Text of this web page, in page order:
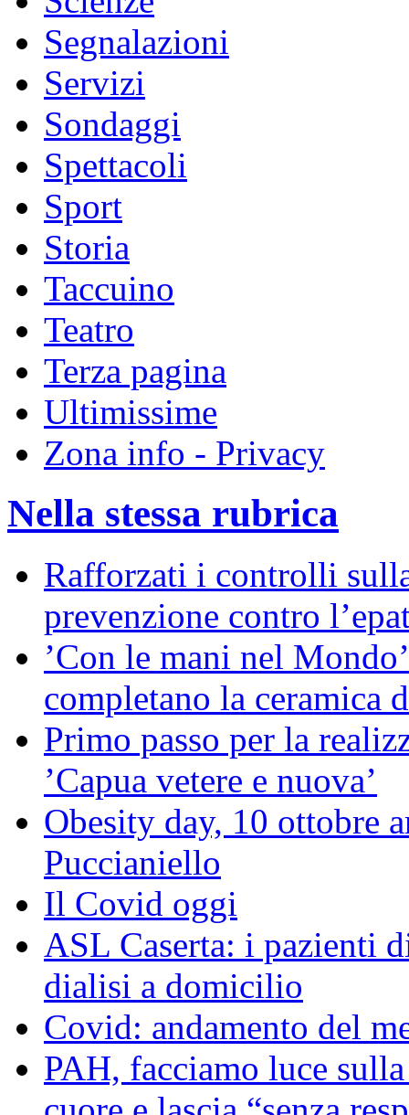
Segnalazioni
Servizi
Sondaggi
Spettacoli
Sport
Storia
Taccuino
Teatro
Terza pagina
Ultimissime
Zona info - Privacy
Nella stessa rubrica
Rafforzati i controlli
prevenzione contro
’Con le mani nel
completano la ceramica
Primo passo per la
’Capua vetere e nuova’
Obesity day, 10 ottobre
Puccianiello
Il Covid oggi
ASL Caserta: i pazienti
dialisi a domicilio
Covid: andamento del
PAH, facciamo luce